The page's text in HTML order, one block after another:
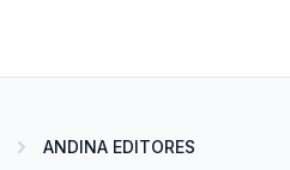
ANDINA EDITORES